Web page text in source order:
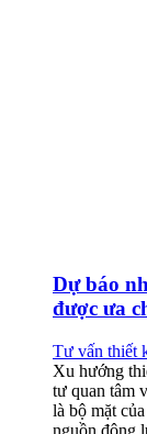
Dự báo
được ưa
Tư vấn thiết
Xu hướng
tư quan tâm
là bộ mặt
nguồn động